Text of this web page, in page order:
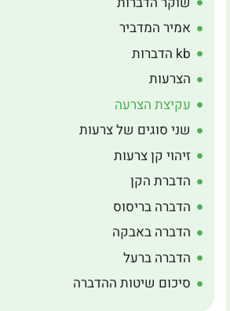
אמיר המדביר
kb הדברות
הצרעות
עקיצת הצרעה
שני סוגים של צרעות
זיהוי קן צרעות
הדברת הקן
הדברה בריסוס
הדברה באבקה
הדברה ברעל
סיכום שיטות ההדברה